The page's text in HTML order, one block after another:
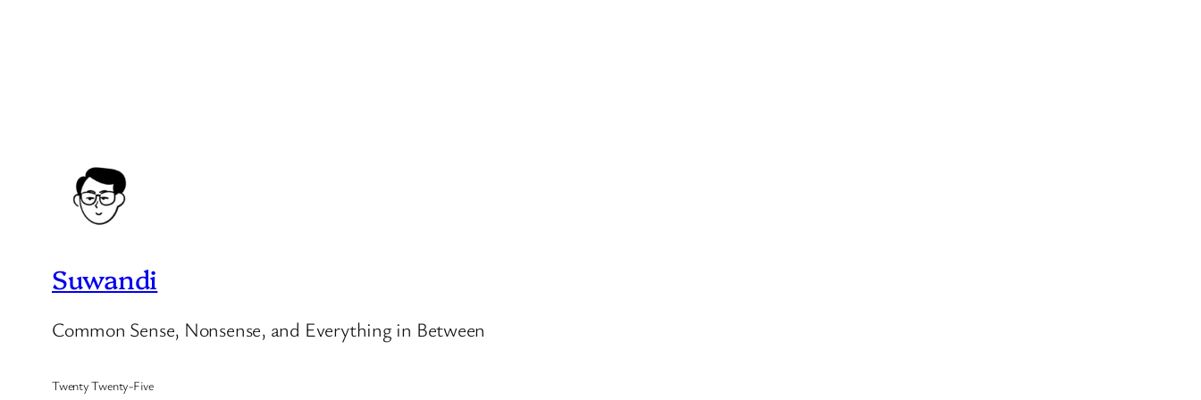
Suwandi
Common Sense, Nonsense, and Everything in Between
Twenty Twenty-Five